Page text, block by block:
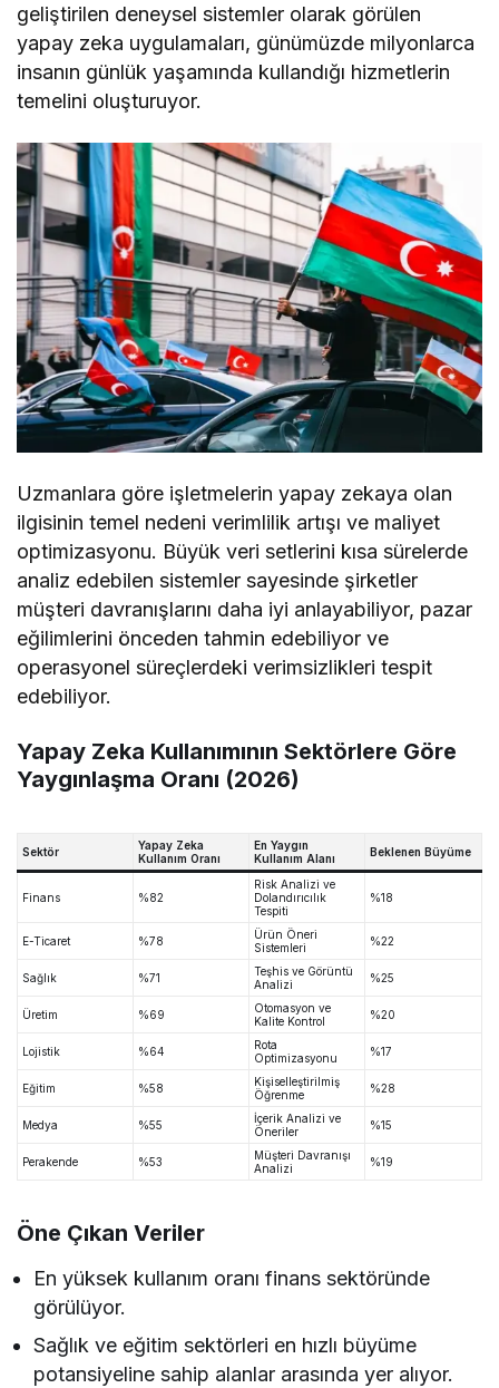
geliştirilen deneysel sistemler olarak görülen
yapay zeka uygulamaları, günümüzde milyonlarca
insanın günlük yaşamında kullandığı hizmetlerin
temelini oluşturuyor.
Uzmanlara göre işletmelerin yapay zekaya olan
ilgisinin temel nedeni verimlilik artışı ve maliyet
optimizasyonu. Büyük veri setlerini kısa sürelerde
analiz edebilen sistemler sayesinde şirketler
müşteri davranışlarını daha iyi anlayabiliyor, pazar
eğilimlerini önceden tahmin edebiliyor ve
operasyonel süreçlerdeki verimsizlikleri tespit
edebiliyor.
Yapay Zeka Kullanımının Sektörlere Göre
Yaygınlaşma Oranı (2026)
Sektör
Yapay Zeka
Kullanım Oranı
En Yaygın
Kullanım Alanı
Beklenen Büyüme
Finans %82
Risk Analizi ve
Dolandırıcılık
Tespiti
%18
E-Ticaret %78
Ürün Öneri
Sistemleri
%22
Sağlık %71
Teşhis ve Görüntü
Analizi
%25
Üretim %69
Otomasyon ve
Kalite Kontrol
%20
Lojistik %64
Rota
Optimizasyonu
%17
Eğitim %58
Kişiselleştirilmiş
Öğrenme
%28
Medya %55
İçerik Analizi ve
Öneriler
%15
Perakende %53
Müşteri Davranışı
Analizi
%19
Öne Çıkan Veriler
En yüksek kullanım oranı finans sektöründe
görülüyor.
Sağlık ve eğitim sektörleri en hızlı büyüme
potansiyeline sahip alanlar arasında yer alıyor.